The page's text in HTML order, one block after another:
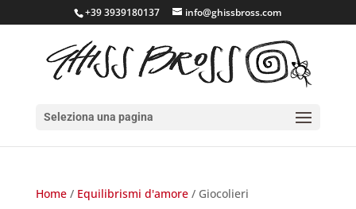
+39 3939180137 info@ghissbross.com
Seleziona una pagina
Home/ Equilibrismi d'amore/ Giocolieri